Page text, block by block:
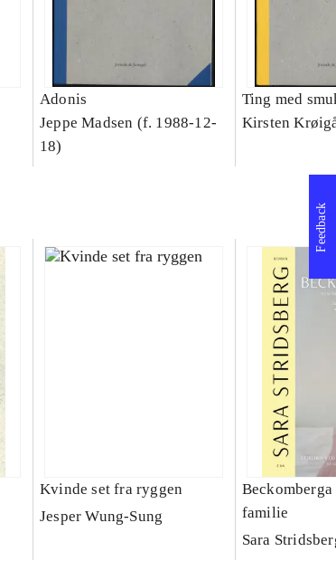
Adonis
Jeppe Madsen (f. 1988-12-
18)
Ting med
Kirsten
Kvinde set fra ryggen
Jesper Wung-Sung
familie
Sara
Feedback